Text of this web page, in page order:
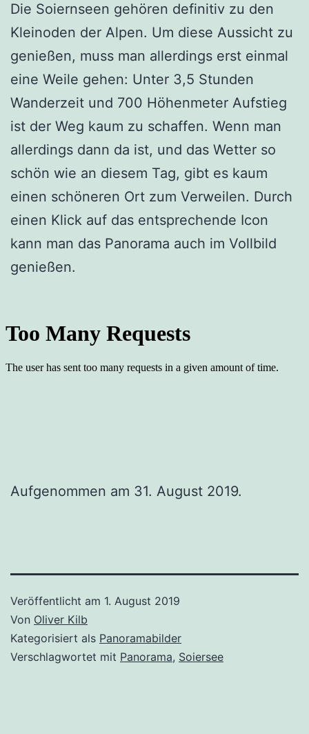
Die Soiernseen gehören definitiv zu den
Kleinoden der Alpen. Um diese Aussicht zu
genießen, muss man allerdings erst einmal
eine Weile gehen: Unter 3,5 Stunden
Wanderzeit und 700 Höhenmeter Aufstieg
ist der Weg kaum zu schaffen. Wenn man
allerdings dann da ist, und das Wetter so
schön wie an diesem Tag, gibt es kaum
einen schöneren Ort zum Verweilen. Durch
einen Klick auf das entsprechende Icon
kann man das Panorama auch im Vollbild
genießen.
Aufgenommen am 31. August 2019.
Veröffentlicht am 1. August 2019
Von Oliver Kilb
Kategorisiert als Panoramabilder
Verschlagwortet mit Panorama, Soiersee